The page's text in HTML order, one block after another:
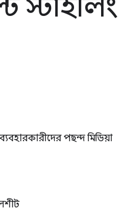
স্টাইলিং
পছন্দ মিডিয়া